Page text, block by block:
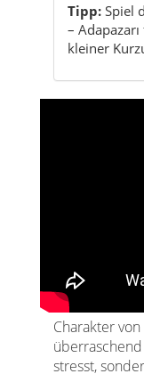
Tipp: Spiel
–
kleiner
Charakter
stresst,